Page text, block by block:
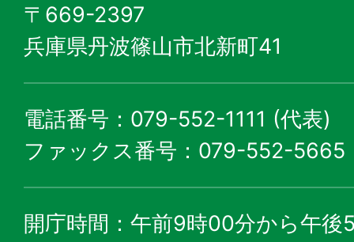
〒669-2397
兵庫県丹波篠山市北新町41
電話番号：079-552-1111 (代表)
ファックス番号：079-552-5665
開庁時間：午前9時00分から午後